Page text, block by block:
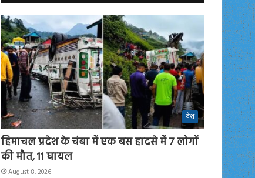
देश
हिमाचल प्रदेश के चंबा में एक बस हादसे में 7 लोगों
की मौत, 11 घायल
August 8, 2026